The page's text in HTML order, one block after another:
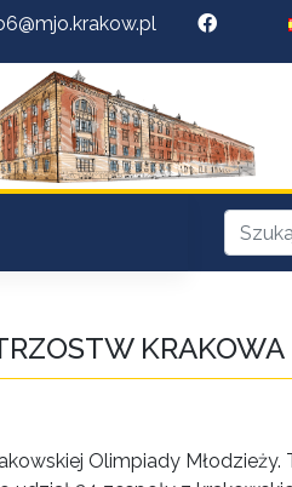
KRAKOWA
Olimpiady Młodzieży.